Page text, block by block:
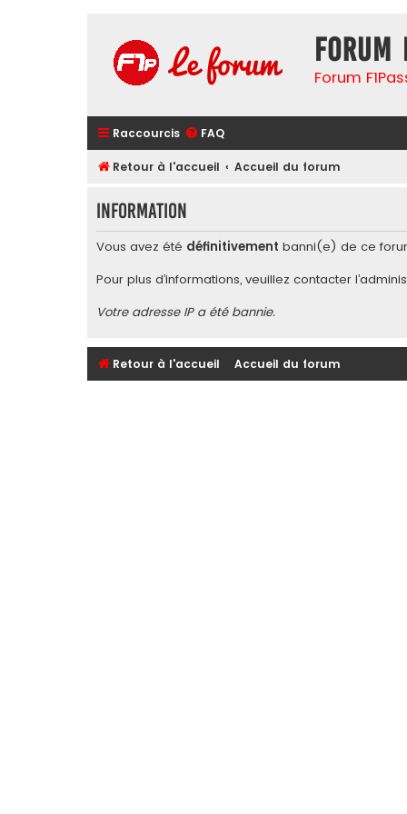
Forum
Forum
Raccourcis FAQ
Retour à l'accueil Accueil du forum
Information
Vous avez été définitivement banni(e) de ce
Pour plus d’informations, veuillez contacter l’
Votre adresse IP a été bannie.
Retour à l'accueil Accueil du forum